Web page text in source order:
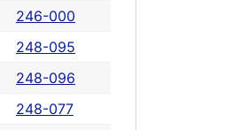
246-000
248-095
248-096
248-077